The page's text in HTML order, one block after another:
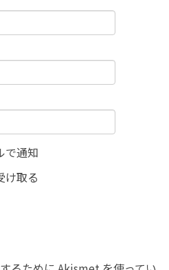
で通知
け取る